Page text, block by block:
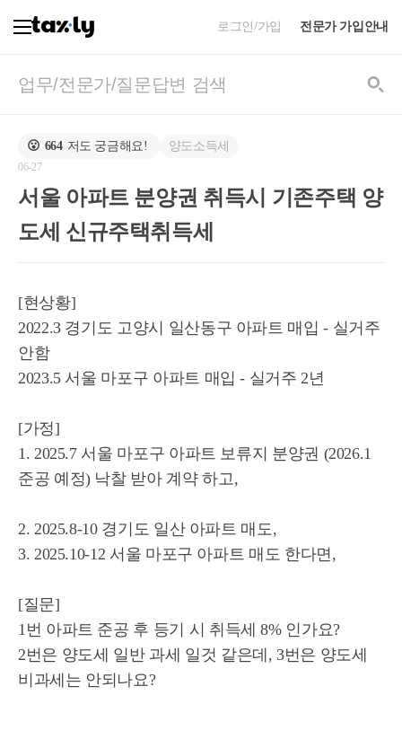
로그인/가입 전문가 가입안내
😮 664 저도 궁금해요! 양도소득세
06-27
서울 아파트 분양권 취득시 기존주택 양
도세 신규주택취득세
[현상황]
2022.3 경기도 고양시 일산동구 아파트 매입 - 실거주
안함
2023.5 서울 마포구 아파트 매입 - 실거주 2년
[가정]
1. 2025.7 서울 마포구 아파트 보류지 분양권 (2026.1
준공 예정) 낙찰 받아 계약 하고,
2. 2025.8-10 경기도 일산 아파트 매도,
3. 2025.10-12 서울 마포구 아파트 매도 한다면,
[질문]
1번 아파트 준공 후 등기 시 취득세 8% 인가요?
2번은 양도세 일반 과세 일것 같은데, 3번은 양도세
비과세는 안되나요?